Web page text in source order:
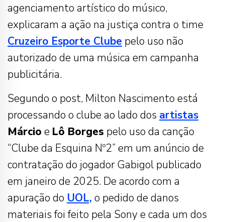
agenciamento artístico do músico,
explicaram a ação na justiça contra o time
Cruzeiro Esporte Clube pelo uso não
autorizado de uma música em campanha
publicitária.
Segundo o post, Milton Nascimento está
processando o clube ao lado dos artistas
Márcio e Lô Borges pelo uso da canção
“Clube da Esquina Nº2” em um anúncio de
contratação do jogador Gabigol publicado
em janeiro de 2025. De acordo com a
apuração do UOL, o pedido de danos
materiais foi feito pela Sony e cada um dos